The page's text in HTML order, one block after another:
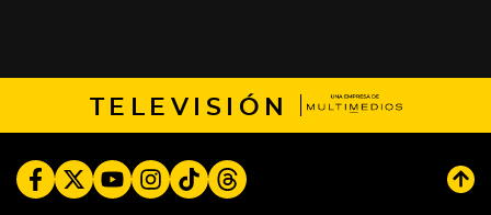
TELEVISIÓN
FacebookTwitterYoutubeInstagram
TikTokThreads